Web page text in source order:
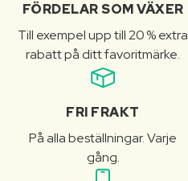
FÖRDELAR SOM VÄXER
Till exempel upp till 20 % extra
rabatt på ditt favoritmärke.
FRI FRAKT
På alla beställningar. Varje
gång.